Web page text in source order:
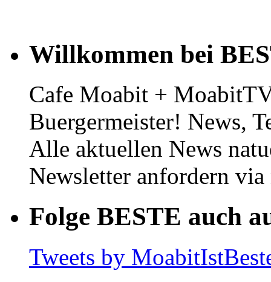
Willkommen bei
Cafe Moabit +
Buergermeister! News,
Alle aktuellen News
Newsletter anfordern
Folge BESTE auch
Tweets by